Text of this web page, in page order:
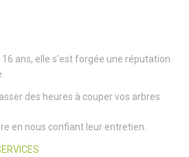
ans, elle s’est forgée une réputation
des heures à couper vos arbres
en nous confiant leur entretien.